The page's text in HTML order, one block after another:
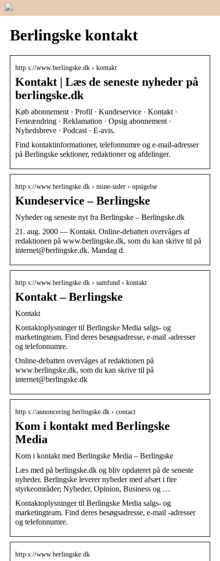
Berlingske kontakt
http s://www.berlingske.dk › kontakt
Kontakt | Læs de seneste nyheder på
berlingske.dk
Køb abonnement · Profil · Kundeservice · Kontakt ·
Ferieændring · Reklamation · Opsig abonnement ·
Nyhedsbreve · Podcast · E-avis.
Find kontaktinformationer, telefonnumre og e-mail-adresser
på Berlingske sektioner, redaktioner og afdelinger.
http s://www.berlingske.dk › mine-sider › opsigelse
Kundeservice – Berlingske
Nyheder og seneste nyt fra Berlingske – Berlingske.dk
21. aug. 2000 — Kontakt. Online-debatten overvåges af
redaktionen på www.berlingske.dk, som du kan skrive til på
internet@berlingske.dk. Mandag d.
http s://www.berlingske.dk › samfund › kontakt
Kontakt – Berlingske
Kontakt
Kontaktoplysninger til Berlingske Media salgs- og
marketingteam. Find deres besøgsadresse, e-mail -adresser
og telefonnumre.
Online-debatten overvåges af redaktionen på
www.berlingske.dk, som du kan skrive til på
internet@berlingske.dk
http s://annoncering.berlingske.dk › contact
Kom i kontakt med Berlingske
Media
Kom i kontakt med Berlingske Media – Berlingske
Læs med på berlingske.dk og bliv opdateret på de seneste
nyheder. Berlingske leverer nyheder med afsæt i fire
styrkeområder; Nyheder, Opinion, Business og …
Kontaktoplysninger til Berlingske Media salgs- og
marketingteam. Find deres besøgsadresse, e-mail -adresser
og telefonnumre.
http s://www.berlingske.dk